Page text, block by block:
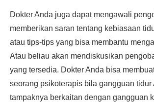
Dokter Anda juga dapat mengawali
memberikan saran tentang kebiasaan
atau tips-tips yang bisa membantu
Atau beliau akan mendiskusikan
yang tersedia. Dokter Anda bisa
seorang psikoterapis bila gangguan tidur
tampaknya berkaitan dengan gangguan